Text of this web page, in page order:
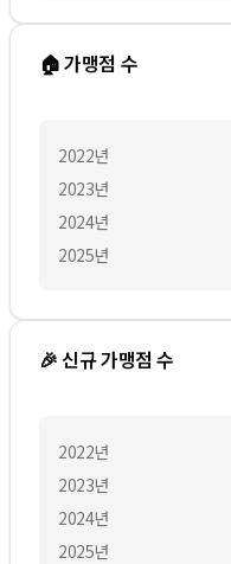
🏠 가맹점 수
2022년
2023년
2024년
2025년
🎉 신규 가맹점 수
2022년
2023년
2024년
2025년